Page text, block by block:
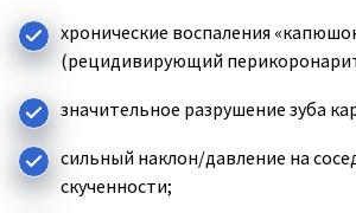
хронические воспаления
(рецидивирующий
значительное разрушение зуба
сильный наклон/давление на
скученности;